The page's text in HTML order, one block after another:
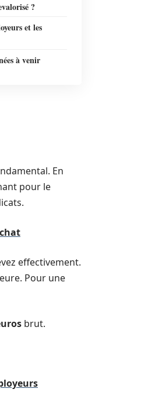
?
et les
à venir
En
pour le
effectivement.
Pour une
brut.